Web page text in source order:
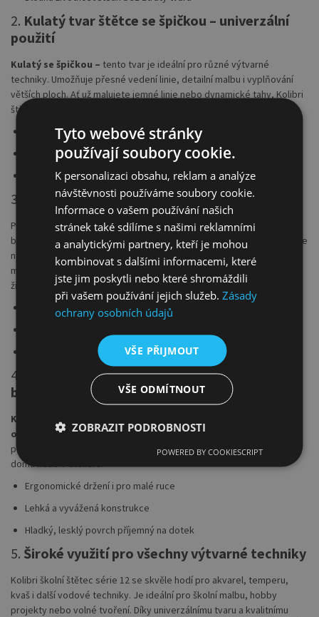
2. Kulatý tvar štětce se špičkou – univerzální
použití
Kulatý se špičkou – tento tvar je ideální pro různé výtvarné
techniky. Umožňuje přesné vedení linie, detailní malbu i vyplňování
větších ploch. Ať už malujete jemné linie nebo dynamické tahy, Kolibri
štětec série 12 vám nabídne potřebnou kontrolu i citlivost.
Skvělý pro linky, detaily i stínování
Umožňuje plynulé přechody barev
Flexibilita a kontrola v každém pohybu
3. Bezešvé hliníkové kování – lehké a pevné
Pevnost a odolnost zajišťujebezešvé hliníkové kování, které
bezpečně drží štětiny a zabraňuje jejich vypadávání. Lehká konstrukce
nepřidává štětci na hmotnosti, což ocení především děti a začínající
malíři. Hliník navíc odolává korozi a opotřebení, což prodlužuje
životnost celého štětce.
Kvalitní kovová objímka bez spojů
Odolnost vůči vodě a poškození
4.
Krátká lakovaná rukojeť v oříškově hnědé
barvě
Krátká dřevěná rukojeť
oříškově hnědého odstínu , krásně padne do ruky a umožňuje
pohodlnou manipulaci i při delší práci. Je ideální pro použití ve škole,
doma nebo v ateliéru.
Ergonomické držení i pro malé ruce
Lehká a vyvážená konstrukce
Hladký, lesklý povrch příjemný na dotek
5. Široké využití pro všechny výtvarné techniky
Kolibri školní štětec série 12 se skvěle hodí pro akvarel, temperu,
kvaš i další vodové techniky. Je ideální pro školní malbu, hobby
projekty nebo volné tvoření. Díky univerzálnímu tvaru a kvalitnímu
Tyto webové stránky
používají soubory cookie.
K personalizaci obsahu, reklam a analýze
návštěvnosti používáme soubory cookie.
Informace o vašem používání našich
stránek také sdílíme s našimi reklamními
a analytickými partnery, kteří je mohou
kombinovat s dalšími informacemi, které
jste jim poskytli nebo které shromáždili
při vašem používání jejich služeb.Zásady
ochrany osobních údajů
VŠE PŘIJMOUT
VŠE ODMÍTNOUT
ZOBRAZIT PODROBNOSTI
POWERED BY COOKIESCRIPT